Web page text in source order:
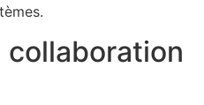
collaboration